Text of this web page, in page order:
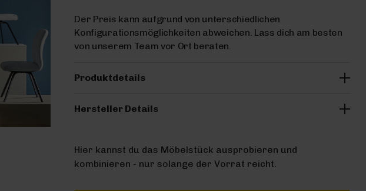
Der Preis kann aufgrund von unterschiedlichen
Konfigurationsmöglichkeiten abweichen. Lass dich am besten
von unserem Team vor Ort beraten.
Produktdetails
Hersteller Details
Hier kannst du das Möbelstück ausprobieren und
kombinieren - nur solange der Vorrat reicht.